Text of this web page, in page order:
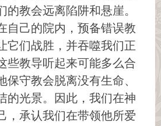
的教会远离陷阱和悬崖。
自己的院内，预备错误教
它们战胜，并吞噬我们正
些教导听起来可能多么合
保守教会脱离没有生命、
的光景。因此，我们在神
，承认我们在带领他所爱